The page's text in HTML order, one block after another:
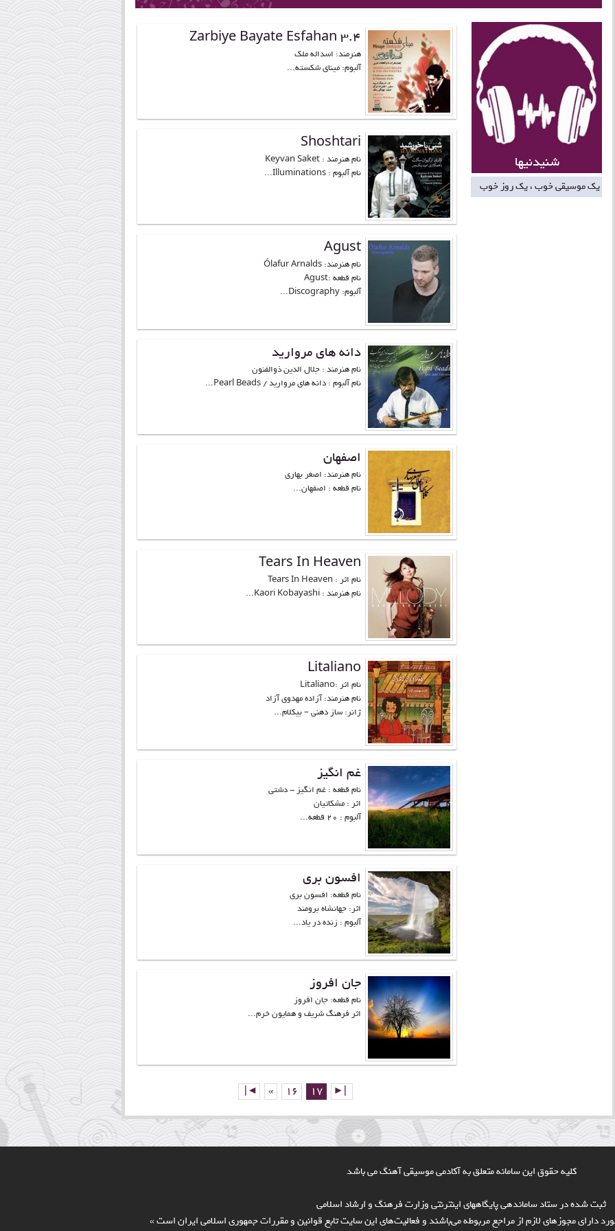
شنیدنیها
یک موسیقی خوب ، یک روز خوب
Zarbiye Bayate Esfahan 3.4
هنرمند: اسداله ملک
آلبوم: مینای شکسته...
Shoshtari
نام هنرمند : Keyvan Saket
نام آلبوم : Illuminations...
Agust
نام هنرمند: Ólafur Arnalds
نام قطعه :Agust
آلبوم: Discography...
دانه های مروارید
نام هنرمند : جلال الدین ذوالفنون
نام آلبوم : دانه های مروارید / Pearl Beads...
اصفهان
نام هنرمند: اصغر بهاری
نام قطعه : اصفهان...
Tears In Heaven
نام اثر : Tears In Heaven
نام هنرمند : Kaori Kobayashi...
Litaliano
نام اثر :Litaliano
نام هنرمند: آزاده مهدوی آزاد
ژانر: ساز دهنی – بیکلام...
غم انگیز
نام قطعه : غم انگیز - دشتی
اثر : مشکاتیان
آلبوم : 20 قطعه...
افسون بری
نام قطعه: افسون بری
اثر: جهانشاه برومند
آلبوم : زنده در یاد...
جان افروز
نام قطعه: جان افروز
اثر فرهنگ شریف و همایون خرم...
|◄ « 16 17 ►|
کلیه حقوق این سامانه متعلق به آکادمی موسیقی آهنگ می باشد
ثبت شده در ستاد ساماندهی پایگاههای اینترنتی وزارت فرهنگ و ارشاد اسلامی
داراي مجوزهاي لازم از مراجع مربوطه مي‌باشند و فعاليت‌هاي اين سايت تابع قوانين و مقررات جمهوري اسلامي ايران است »